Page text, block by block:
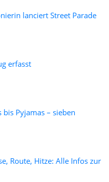
lanciert Street Parade
erfasst
Pyjamas – sieben
Route, Hitze: Alle Infos zur